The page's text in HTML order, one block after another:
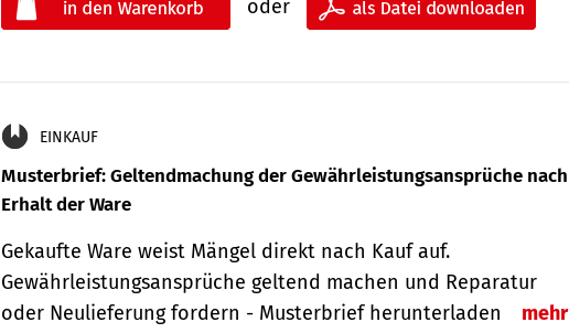
oder
EINKAUF
Musterbrief: Geltendmachung der Gewährleistungsansprüche nach
Erhalt der Ware
Gekaufte Ware weist Mängel direkt nach Kauf auf.
Gewährleistungsansprüche geltend machen und Reparatur
oder Neulieferung fordern - Musterbrief herunterladen
mehr